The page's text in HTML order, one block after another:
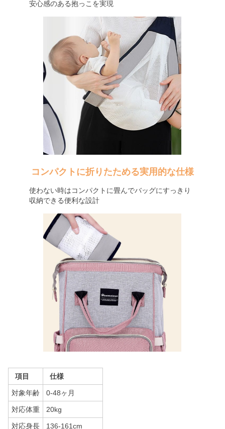
安心感のある抱っこを実現
コンパクトに折りたためる実用的な仕様
使わない時はコンパクトに畳んでバッグにすっきり
収納できる便利な設計
項目 仕様
対象年齢 0-48ヶ月
対応体重 20kg
対応身長 136-161cm